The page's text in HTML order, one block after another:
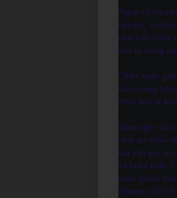
Ngọn cỏ lau
tạm bợ, vô
như biết trước
cho ta mang
"Nằm nghe
Giòn vang
Điệu kèn ai
Nằm nghe xôn
chút an nhiên
kia vẫn gọi ta
và buồn tênh.
toan, phiền
Nhưng cười có